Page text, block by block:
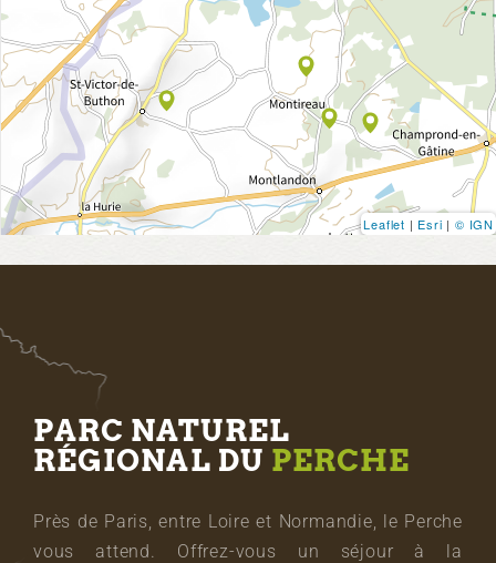
Leaflet | Esri | © IGN
PARC NATUREL
RÉGIONAL DU PERCHE
Près de Paris, entre Loire et Normandie, le Perche
vous attend. Offrez-vous un séjour à la